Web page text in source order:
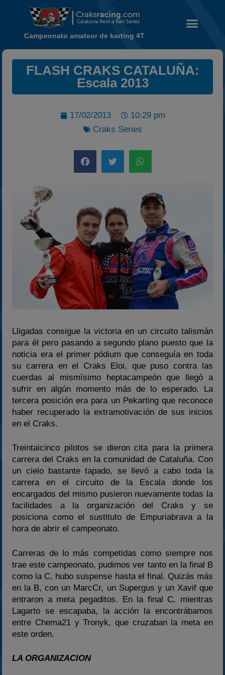
Noticias
Calendario
Carreras finalizadas
Campeonato
2025
Estadísticas
Preguntas Frecuentes
Campeonato amateur de karting 4T
FLASH CRAKS CATALUÑA:
Escala 2013
17/02/2013
10:29 pm
Craks Series
Lligadas consigue la victoria en un circuito talismán
para él pero pasando a segundo plano puesto que la
noticia era el primer pódium que conseguía en toda
su carrera en el Craks Eloi, que puso contra las
cuerdas al mismísimo heptacampeón que llegó a
sufrir en algún momento más de lo esperado. La
tercera posición era para un Pekarting que reconoce
haber recuperado la extramotivación de sus inicios
en el Craks.
Treintaicinco pilotos se dieron cita para la primera
carrera del Craks en la comunidad de Cataluña. Con
un cielo bastante tapado, se llevó a cabo toda la
carrera en el circuito de la Escala donde los
encargados del mismo pusieron nuevamente todas la
facilidades a la organización del Craks y se
posiciona como el sustituto de Empuriabrava a la
hora de abrir el campeonato.
Carreras de lo más competidas como siempre nos
trae este campeonato, pudimos ver tanto en la final B
como la C, hubo suspense hasta el final. Quizás más
en la B, con un MarcCr, un Supergus y un Xavif que
entraron a meta pegaditos. En la final C, mientras
Lagarto se escapaba, la acción la encontrábamos
entre Chema21 y Tronyk, que cruzaban la meta en
este orden.
LA ORGANIZACION